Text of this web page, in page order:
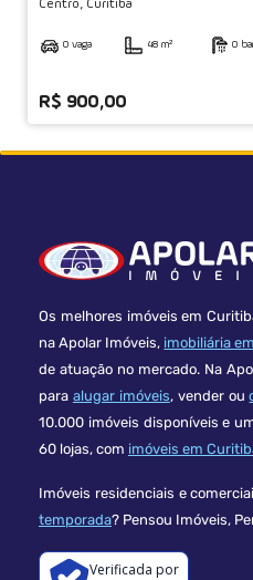
Centro, Curitiba
0 vaga 48 m² 0
R$ 900,00
Os melhores imóveis em
na Apolar Imóveis, imobiliária
de atuação no mercado. Na
para alugar imóveis, vender ou
10.000 imóveis disponíveis e
60 lojas, com imóveis em
Imóveis residenciais e
temporada? Pensou Imóveis,
Verificada por